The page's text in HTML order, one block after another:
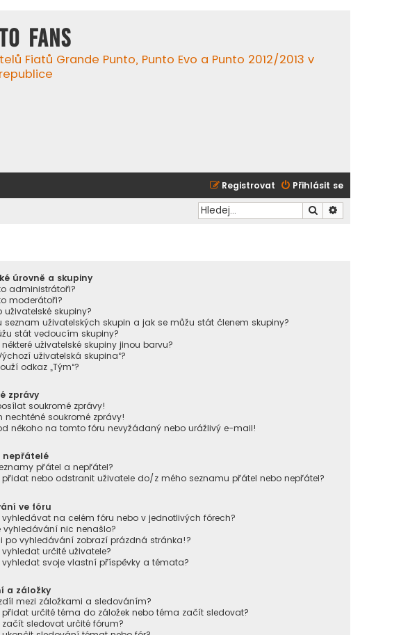
FANS
Fiatů Grande Punto, Punto Evo a Punto 2012/2013 v
Přihlásit se
Registrovat
Hledat
úrovně a skupiny
administrátoři?
moderátoři?
uživatelské skupiny?
seznam uživatelských skupin a jak se můžu stát členem skupiny?
stát vedoucím skupiny?
uživatelské skupiny jinou barvu?
uživatelská skupina“?
odkaz „Tým“?
zprávy
soukromé zprávy!
nechtěné soukromé zprávy!
někoho na tomto fóru nevyžádaný nebo urážlivý e-mail!
nepřátelé
přátel a nepřátel?
přidat nebo odstranit uživatele do/z mého seznamu přátel nebo nepřátel?
ve fóru
vyhledávat na celém fóru nebo v jednotlivých fórech?
vyhledávání nic nenašlo?
po vyhledávání zobrazí prázdná stránka!?
určité uživatele?
vyhledat svoje vlastní příspěvky a témata?
a záložky
mezi záložkami a sledováním?
přidat určité téma do záložek nebo téma začít sledovat?
začít sledovat určité fórum?